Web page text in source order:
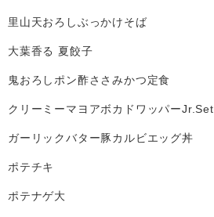
里山天おろしぶっかけそば
大葉香る 夏餃子
鬼おろしポン酢ささみかつ定食
クリーミーマヨアボカドワッパーJr.Set
ガーリックバター豚カルビエッグ丼
ポテチキ
ポテナゲ大